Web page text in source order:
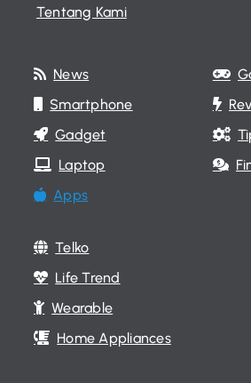
Tentang Kami
News
Smartphone
Gadget
Laptop
Apps
Telko
Life Trend
Wearable
Home Appliances